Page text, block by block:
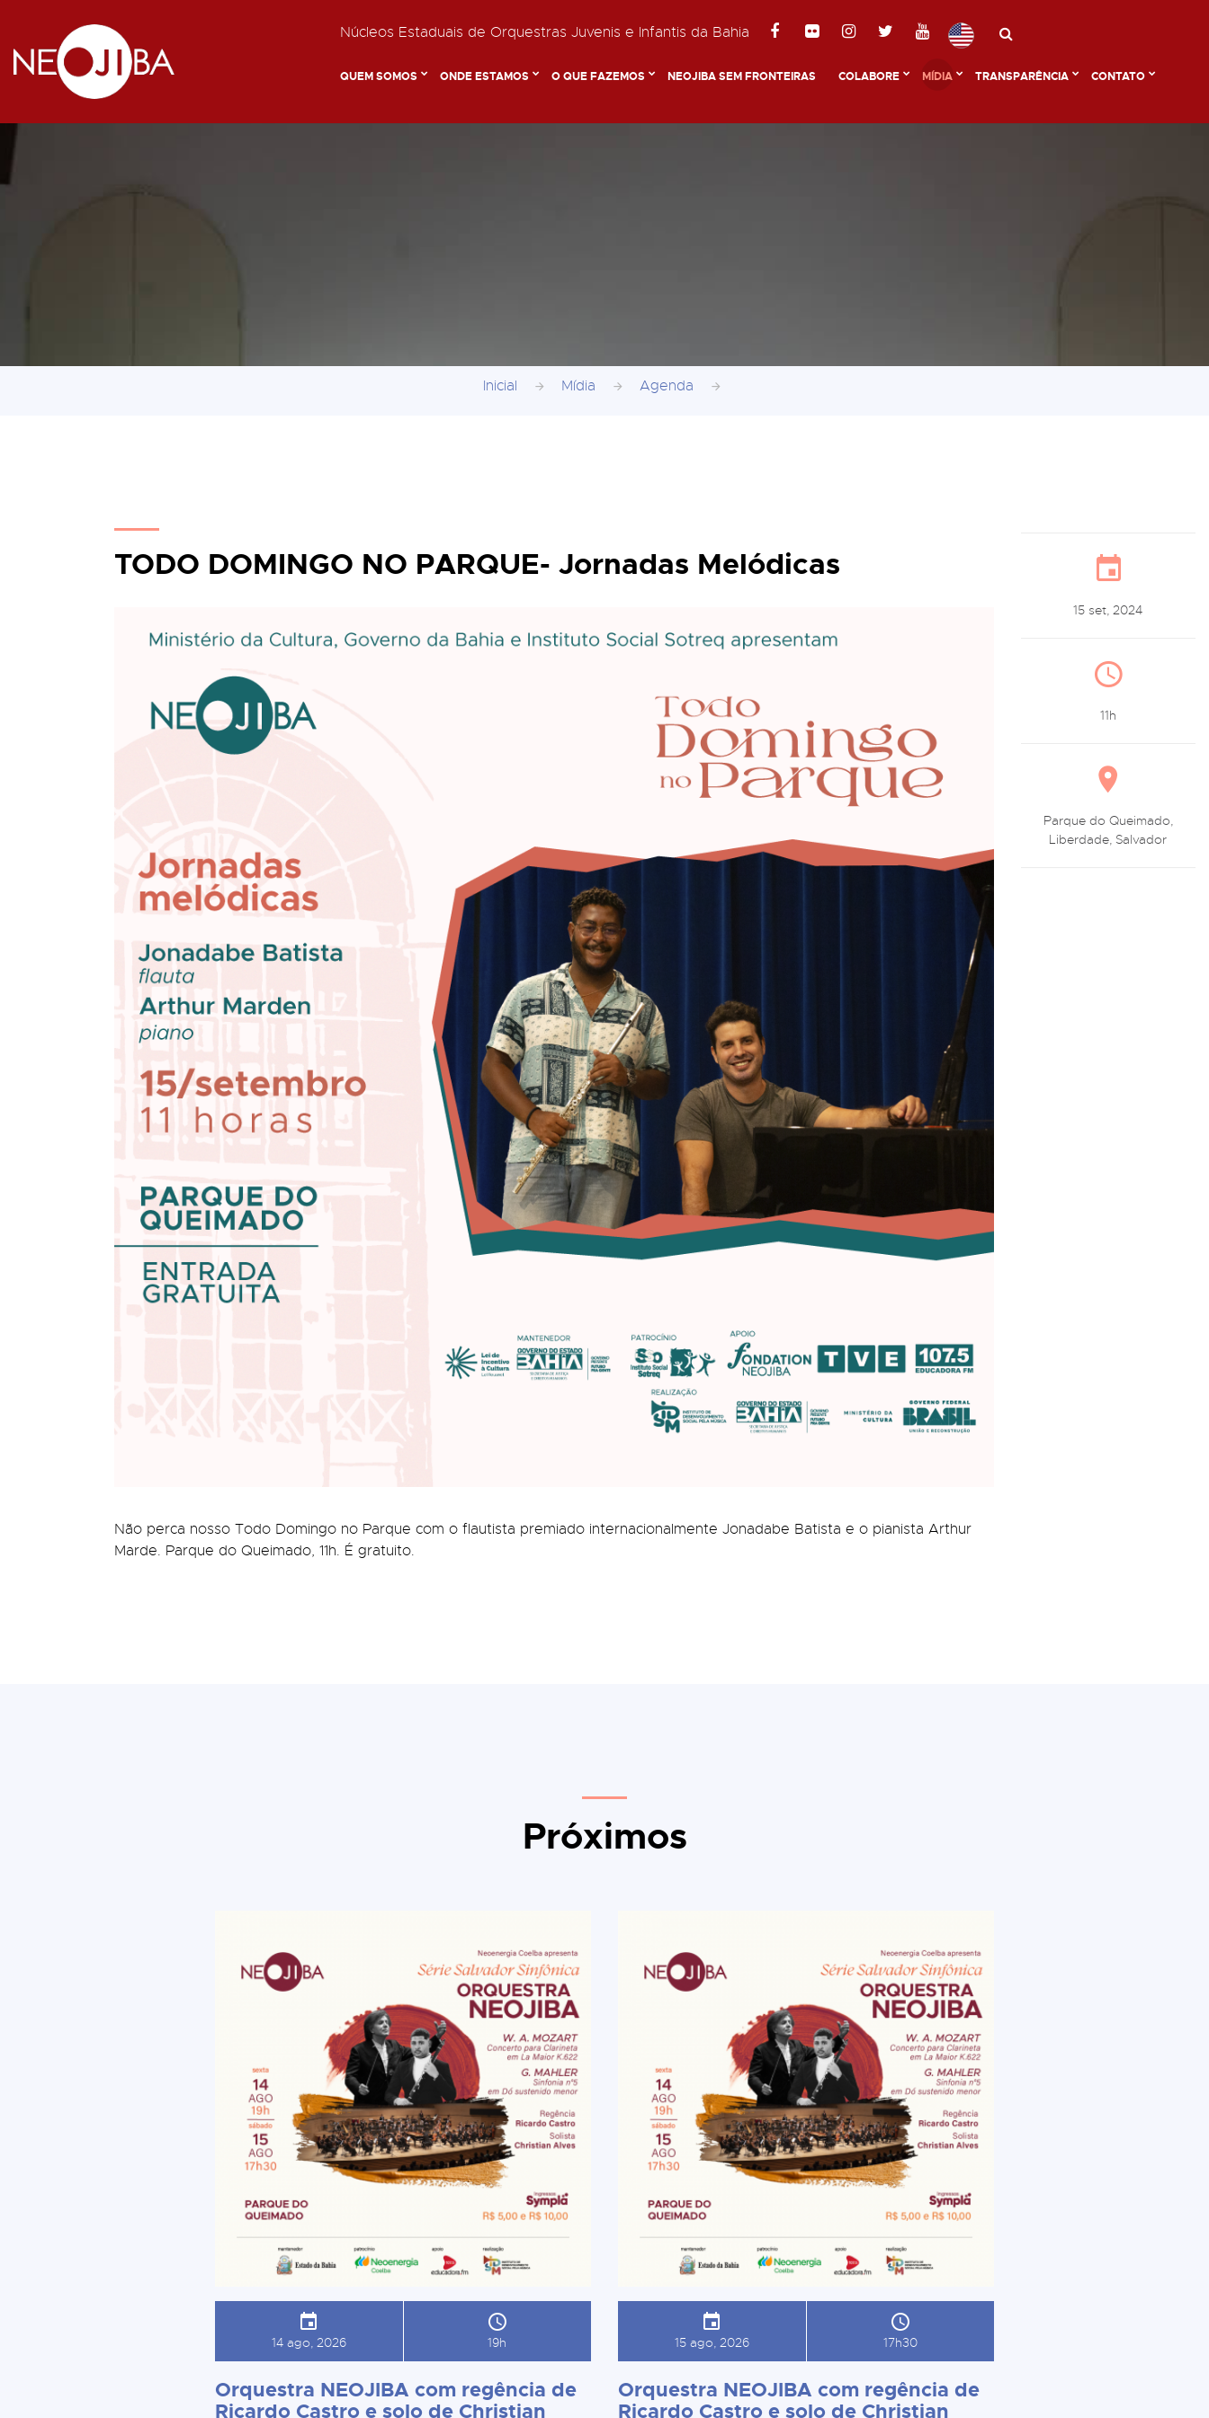
Núcleos Estaduais de Orquestras Juvenis e Infantis da Bahia
QUEM SOMOS ONDE ESTAMOS O QUE FAZEMOS NEOJIBA SEM FRONTEIRAS COLABORE MÍDIA TRANSPARÊNCIA CONTATO
Inicial Mídia Agenda
TODO DOMINGO NO PARQUE- Jornadas Melódicas
Não perca nosso Todo Domingo no Parque com o flautista premiado internacionalmente Jonadabe Batista e o pianista Arthur
Marde. Parque do Queimado, 11h. É gratuito.
15 set, 2024
11h
Parque do Queimado,
Liberdade, Salvador
Próximos
14 ago, 2026 19h
Orquestra NEOJIBA com regência de
Ricardo Castro e solo de Christian
15 ago, 2026 17h30
Orquestra NEOJIBA com regência de
Ricardo Castro e solo de Christian